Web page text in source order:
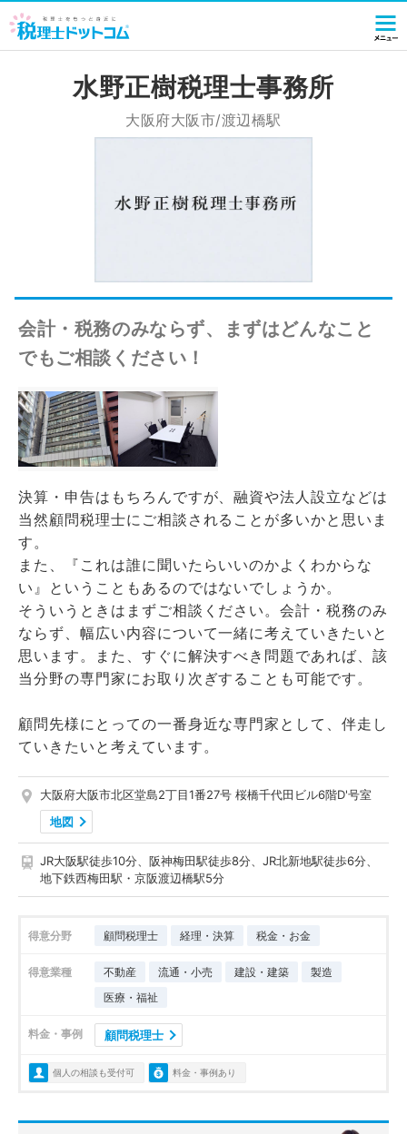
水野正樹税理士事務所
大阪府大阪市/渡辺橋駅
会計・税務のみならず、まずはどんなこと
でもご相談ください！
決算・申告はもちろんですが、融資や法人設立などは
当然顧問税理士にご相談されることが多いかと思いま
す。
また、『これは誰に聞いたらいいのかよくわからな
い』ということもあるのではないでしょうか。
そういうときはまずご相談ください。会計・税務のみ
ならず、幅広い内容について一緒に考えていきたいと
思います。また、すぐに解決すべき問題であれば、該
当分野の専門家にお取り次ぎすることも可能です。
顧問先様にとっての一番身近な専門家として、伴走し
ていきたいと考えています。
大阪府大阪市北区堂島2丁目1番27号 桜橋千代田ビル6階D'号室
地図
JR大阪駅徒歩10分、阪神梅田駅徒歩8分、JR北新地駅徒歩6分、
地下鉄西梅田駅・京阪渡辺橋駅5分
得意分野 顧問税理士 経理・決算 税金・お金
得意業種 不動産 流通・小売 建設・建築
製造
医療・福祉
料金・事例 顧問税理士
個人の相談も受付可 料金・事例あり